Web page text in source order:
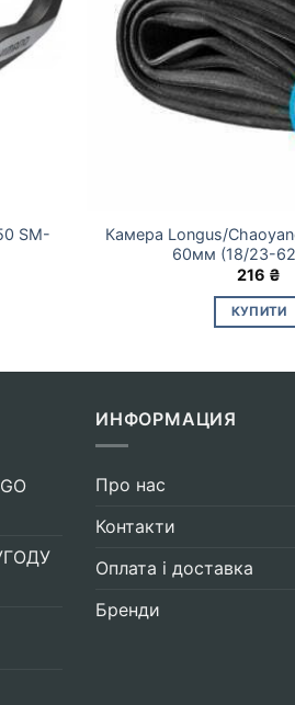
SM-
Камера Longus/
60мм (18/23-
216 ₴
КУПИТИ
ИНФОРМАЦИЯ
Про нас
Контакти
Оплата і доставка
Бренди